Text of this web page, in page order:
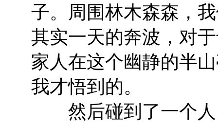
子。周围林木森森，
其实一天的奔波，对
家人在这个幽静的半
我才悟到的。
然后碰到了一个人